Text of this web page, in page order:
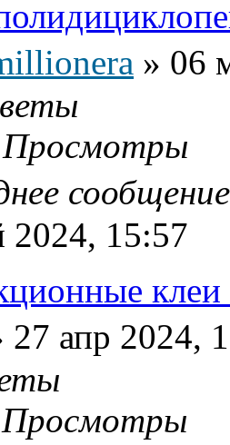
» 06
Просмотры
2024, 15:57
27 апр 2024,
Просмотры